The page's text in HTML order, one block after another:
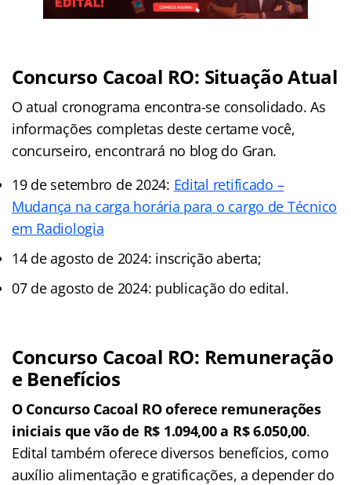
Concurso Cacoal RO: Situação Atual
O atual cronograma encontra-se consolidado. As
informações completas deste certame você,
concurseiro, encontrará no blog do Gran.
19 de setembro de 2024: Edital retificado –
Mudança na carga horária para o cargo de Técnico
em Radiologia
14 de agosto de 2024: inscrição aberta;
07 de agosto de 2024: publicação do edital.
Concurso Cacoal RO: Remuneração
e Benefícios
O Concurso Cacoal RO oferece remunerações
iniciais que vão de R$ 1.094,00 a R$ 6.050,00.
Edital também oferece diversos benefícios, como
auxílio alimentação e gratificações, a depender do